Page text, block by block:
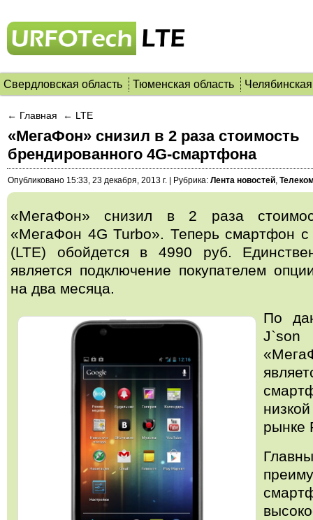
Свердловская область Тюменская область
← Главная ← LTE
«МегаФон» снизил в 2 раза стоимость
брендированного 4G-смартфона
Опубликовано 15:33, 23 декабря, 2013 г. Рубрика: Лента новостей,
«МегаФон» снизил в 2 раза
«МегаФон 4G Turbo». Теперь смартфон
(LTE) обойдется в 4990 руб.
является подключение покупателем
на два месяца.
По
рынке